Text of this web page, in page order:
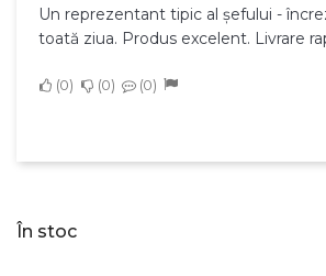
Un reprezentant tipic al șefului -
toată ziua. Produs excelent. Livrare
0 0 0
În stoc